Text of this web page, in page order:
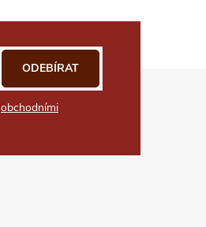
obchodními
ODEBÍRAT